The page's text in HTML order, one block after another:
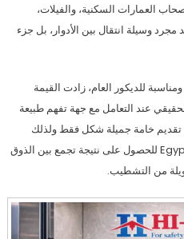
العمارات السكنية، والفيلات،
وسيلة انتقال بين الأدوار، بل جزء
للديكور العام، زادت القيمة
عند التعامل مع جهة تفهم طبيعة
تقديم خامة جميلة شكل فقط ولذلك
يفضل كثير من العملاء التعامل مع Egypt Lifts للحصول على نتيجة تجمع بين الذوق
من التشطيب.